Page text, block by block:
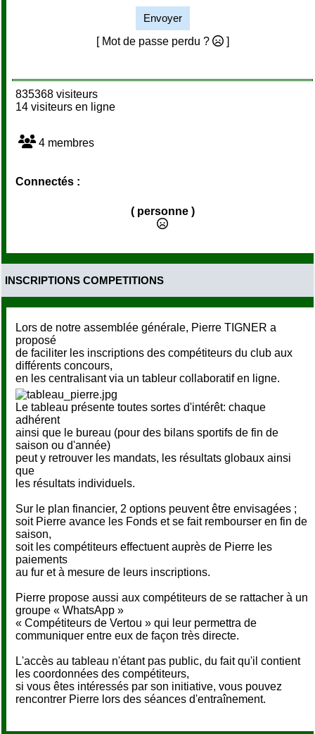
Envoyer
[ Mot de passe perdu ?
]
835368 visiteurs
14 visiteurs en ligne
4 membres
Connectés :
( personne )
INSCRIPTIONS COMPETITIONS
Lors de notre assemblée générale, Pierre TIGNER a
proposé
de faciliter les inscriptions des compétiteurs du club aux
différents concours,
en les centralisant via un tableur collaboratif en ligne.
Le tableau présente toutes sortes d'intérêt: chaque
adhérent
ainsi que le bureau (pour des bilans sportifs de fin de
saison ou d'année)
peut y retrouver les mandats, les résultats globaux ainsi
que
les résultats individuels.
Sur le plan financier, 2 options peuvent être envisagées ;
soit Pierre avance les Fonds et se fait rembourser en fin de
saison,
soit les compétiteurs effectuent auprès de Pierre les
paiements
au fur et à mesure de leurs inscriptions.
Pierre propose aussi aux compétiteurs de se rattacher à un
groupe « WhatsApp »
« Compétiteurs de Vertou » qui leur permettra de
communiquer entre eux de façon très directe.
L'accès au tableau n'étant pas public, du fait qu'il contient
les coordonnées des compétiteurs,
si vous êtes intéressés par son initiative, vous pouvez
rencontrer Pierre lors des séances d'entraînement.